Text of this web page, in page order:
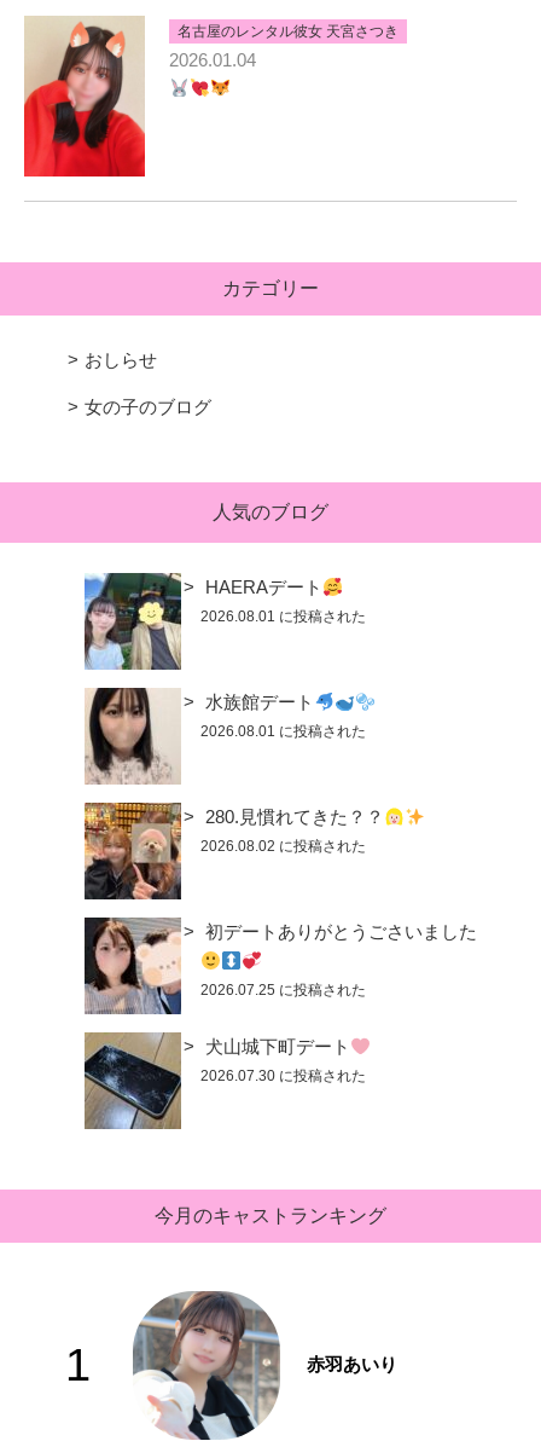
名古屋のレンタル彼女 天宮さつき
2026.01.04
カテゴリー
おしらせ
女の子のブログ
人気のブログ
HAERAデート
2026.08.01 に投稿された
水族館デート
2026.08.01 に投稿された
280.見慣れてきた？？
2026.08.02 に投稿された
初デートありがとうごさいました
2026.07.25 に投稿された
犬山城下町デート
2026.07.30 に投稿された
今月のキャストランキング
1 赤羽あいり